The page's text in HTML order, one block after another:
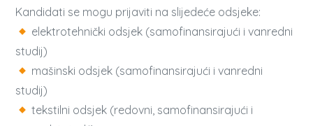
Kandidati se mogu prijaviti na slijedeće odsjeke:
elektrotehnički odsjek (samofinansirajući i vanredni
studij)
mašinski odsjek (samofinansirajući i vanredni
studij)
tekstilni odsjek (redovni, samofinansirajući i